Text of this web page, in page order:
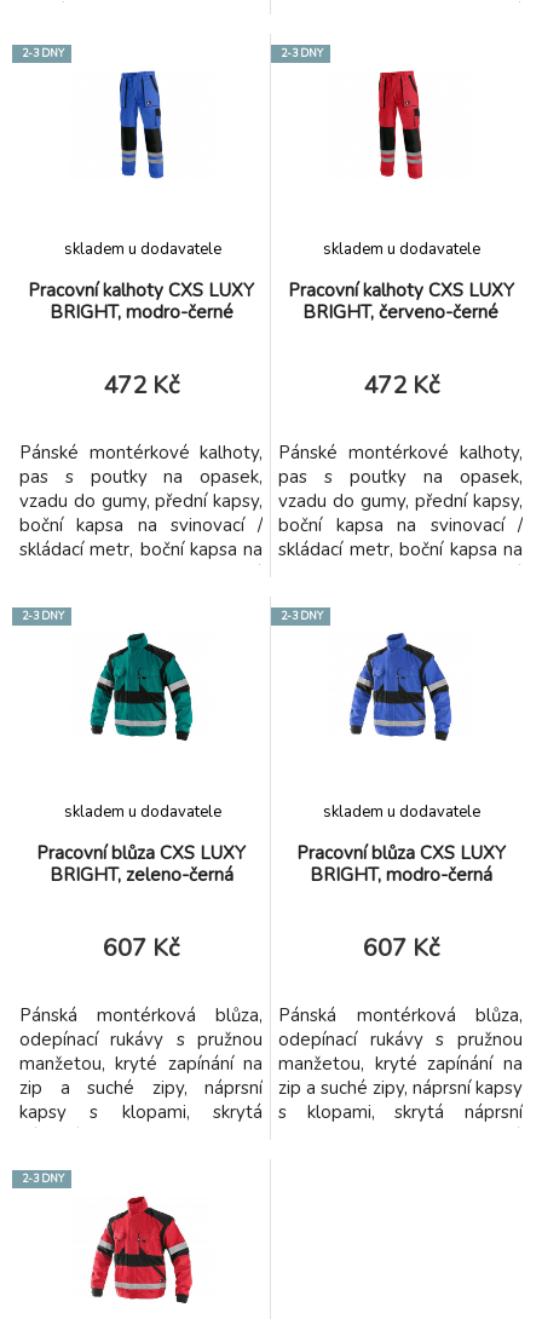
zadní kapsa s klopou, šle s
gumou vzadu, reflexní pruhy.
Doporučené použití:
strojírenství, stavebnictví,
lehký průmysl, automobilový
průmysl, logistik
reflexní pruhy. Doporučené
použití: strojírenství,
stavebnictví, lehký průmysl,
automobilový průmysl,
logistika, skladová
manipulace, spedice, a
2-3 DNY
Pracovní kalhoty CXS LUXY
BRIGHT, modro-černé
skladem u dodavatele
472 Kč
Pánské montérkové kalhoty,
pas s poutky na opasek,
vzadu do gumy, přední kapsy,
boční kapsa na svinovací /
skládací metr, boční kapsa na
reflexní pruhy. Doporučené
použití: strojírenství,
stavebnictví, lehký průmysl,
automobilový průmysl,
logistika, skladová
manipulace, spedice, a
2-3 DNY
Pracovní kalhoty CXS LUXY
BRIGHT, červeno-černé
skladem u dodavatele
472 Kč
Pánské montérkové kalhoty,
pas s poutky na opasek,
vzadu do gumy, přední kapsy,
boční kapsa na svinovací /
skládací metr, boční kapsa na
reflexní pruhy. Doporučené
použití: strojírenství,
stavebnictví, lehký průmysl,
automobilový průmysl,
logistika, skladová
manipulace, spedice, a
2-3 DNY
Pracovní blůza CXS LUXY
BRIGHT, zeleno-černá
skladem u dodavatele
607 Kč
Pánská montérková blůza,
odepínací rukávy s pružnou
manžetou, kryté zapínání na
zip a suché zipy, náprsní
kapsy s klopami, skrytá
na bocích do gumy, reflexní
pruhy. Doporučené použití:
strojírenství, stavebnictví,
lehký průmysl, automobilový
průmysl, logistika, skladová
manipulace, spedic
2-3 DNY
Pracovní blůza CXS LUXY
BRIGHT, modro-černá
skladem u dodavatele
607 Kč
Pánská montérková blůza,
odepínací rukávy s pružnou
manžetou, kryté zapínání na
zip a suché zipy, náprsní kapsy
s klopami, skrytá náprsní
2-3 DNY